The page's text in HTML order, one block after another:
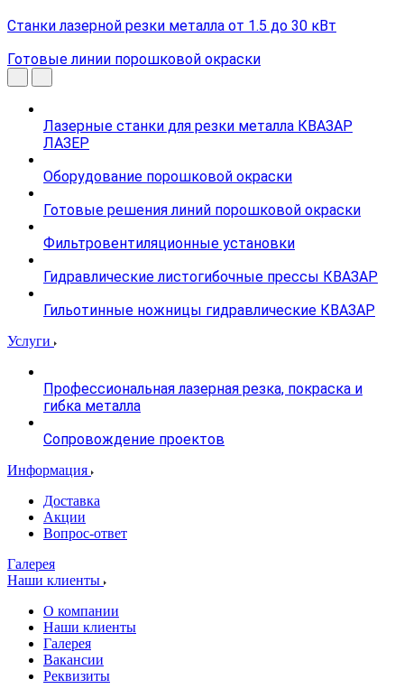
Станки лазерной резки металла от 1.5 до 30 кВт
Готовые линии порошковой окраски
Лазерные станки для резки металла КВАЗАР
ЛАЗЕР
Оборудование порошковой окраски
Готовые решения линий порошковой окраски
Фильтровентиляционные установки
Гидравлические листогибочные прессы КВАЗАР
Гильотинные ножницы гидравлические КВАЗАР
Услуги
Профессиональная лазерная резка, покраска и
гибка металла
Сопровождение проектов
Информация
Доставка
Акции
Вопрос-ответ
Галерея
Наши клиенты
О компании
Наши клиенты
Галерея
Вакансии
Реквизиты